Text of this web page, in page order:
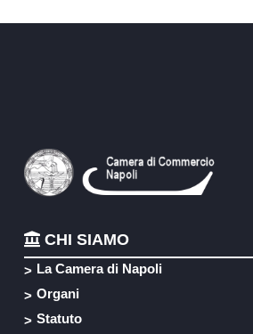
CHI SIAMO
La Camera di Napoli
Organi
Statuto